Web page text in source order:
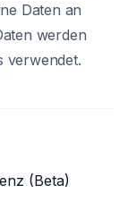
Daten an
werden
verwendet.
(Beta)